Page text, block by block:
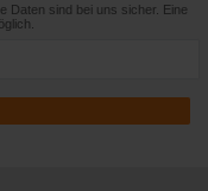
Daten sind bei uns sicher. Eine